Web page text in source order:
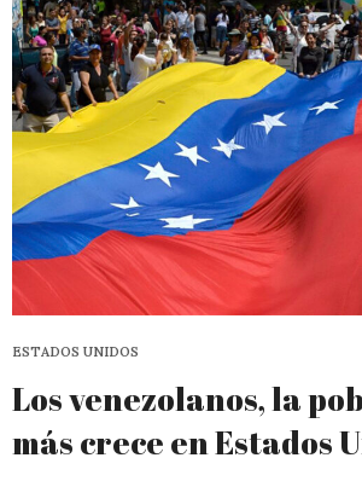
ESTADOS UNIDOS
Los venezolanos, la
más crece en Estados